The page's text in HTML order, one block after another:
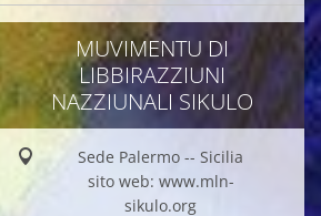
MUVIMENTU DI
LIBBIRAZZIUNI
NAZZIUNALI SIKULO
Sede Palermo -- Sicilia
sito web: www.mln-
sikulo.org